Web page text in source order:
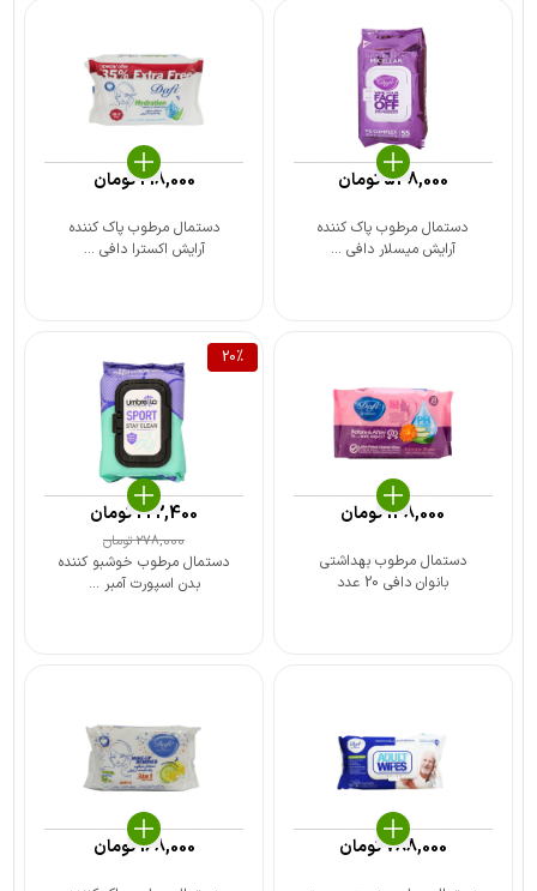
دستمال مرطوب پاک کننده
آرایش میسلار دافی ...
548,000تومان
دستمال مرطوب پاک کننده
آرایش اکسترا دافی ...
218,000تومان
دستمال مرطوب بهداشتی
بانوان دافی 20 عدد
148,000تومان
20%
دستمال مرطوب خوشبو کننده
بدن اسپورت آمبر ...
278,000تومان
222,400تومان
788,000تومان 168,000تومان